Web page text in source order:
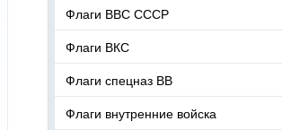
Флаги ВВС СССР
Флаги ВКС
Флаги спецназ ВВ
Флаги внутренние войска